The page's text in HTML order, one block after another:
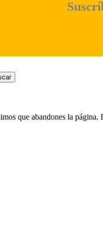
que abandones la